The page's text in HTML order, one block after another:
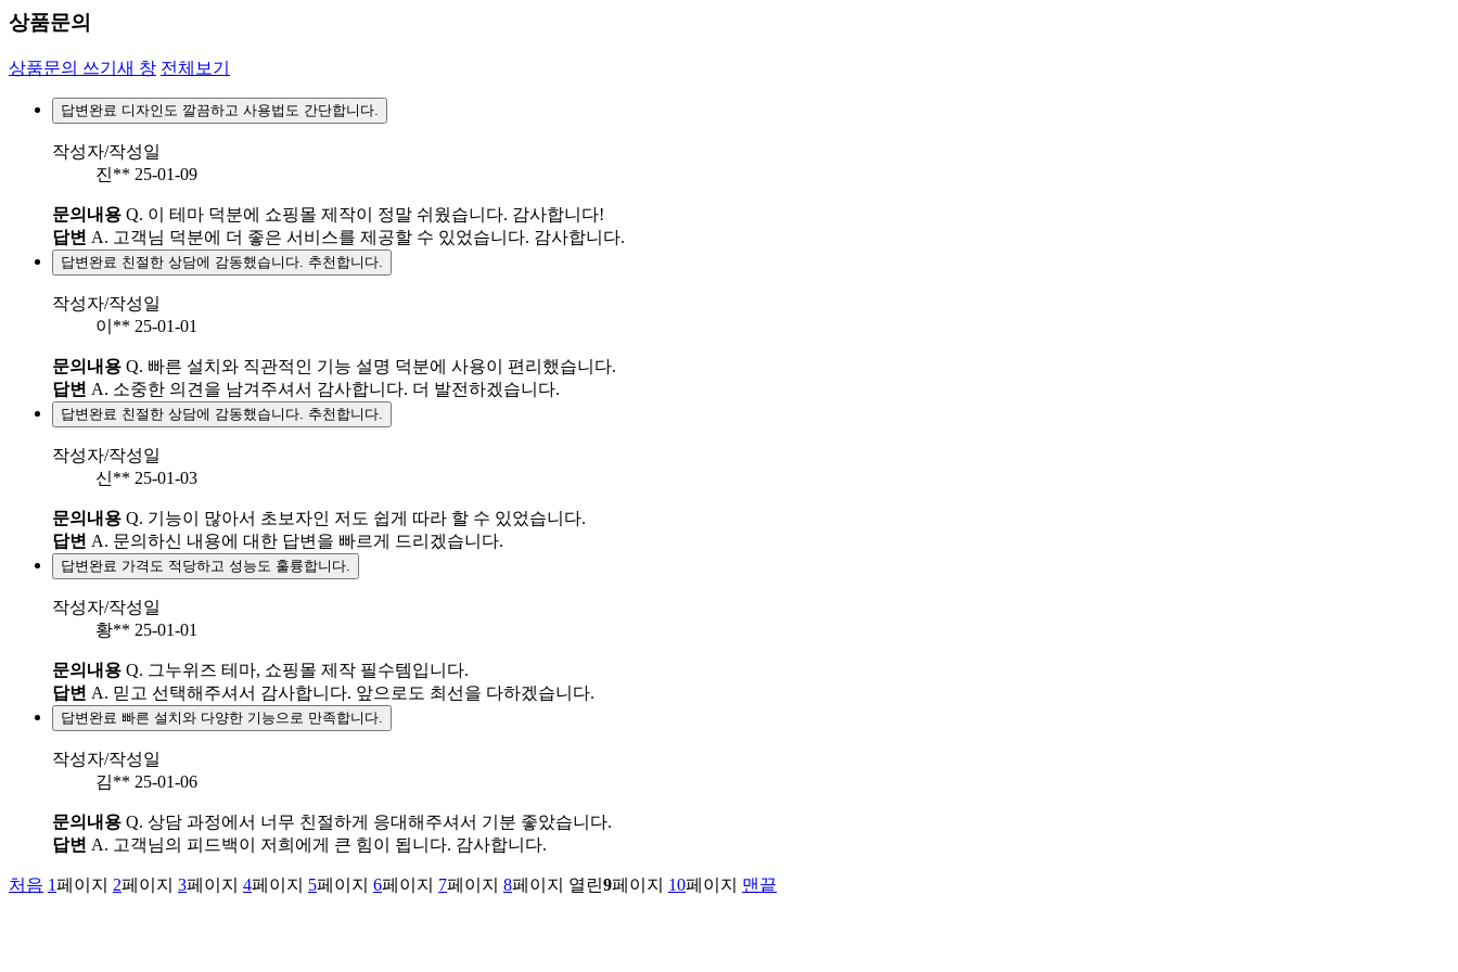
상품문의
상품문의 쓰기 새 창 전체보기
답변완료 디자인도 깔끔하고 사용법도 간단합니다.
작성자/작성일
진** 25-01-09
문의내용 Q. 이 테마 덕분에 쇼핑몰 제작이 정말 쉬웠습니다. 감사합니다!
답변 A. 고객님 덕분에 더 좋은 서비스를 제공할 수 있었습니다. 감사합니다.
답변완료 친절한 상담에 감동했습니다. 추천합니다.
작성자/작성일
이** 25-01-01
문의내용 Q. 빠른 설치와 직관적인 기능 설명 덕분에 사용이 편리했습니다.
답변 A. 소중한 의견을 남겨주셔서 감사합니다. 더 발전하겠습니다.
답변완료 친절한 상담에 감동했습니다. 추천합니다.
작성자/작성일
신** 25-01-03
문의내용 Q. 기능이 많아서 초보자인 저도 쉽게 따라 할 수 있었습니다.
답변 A. 문의하신 내용에 대한 답변을 빠르게 드리겠습니다.
답변완료 가격도 적당하고 성능도 훌륭합니다.
작성자/작성일
황** 25-01-01
문의내용 Q. 그누위즈 테마, 쇼핑몰 제작 필수템입니다.
답변 A. 믿고 선택해주셔서 감사합니다. 앞으로도 최선을 다하겠습니다.
답변완료 빠른 설치와 다양한 기능으로 만족합니다.
작성자/작성일
김** 25-01-06
문의내용 Q. 상담 과정에서 너무 친절하게 응대해주셔서 기분 좋았습니다.
답변 A. 고객님의 피드백이 저희에게 큰 힘이 됩니다. 감사합니다.
처음 1페이지 2페이지 3페이지 4페이지 5페이지 6페이지 7페이지 8페이지 열린9페이지 10페이지 맨끝